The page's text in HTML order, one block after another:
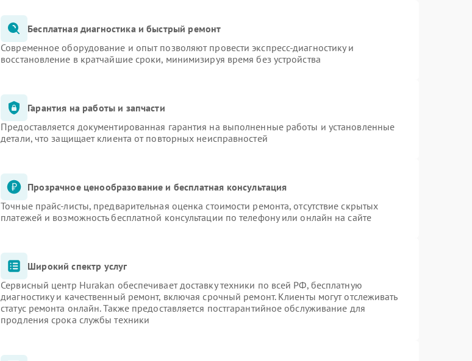
Бесплатная диагностика и быстрый ремонт
Современное оборудование и опыт позволяют провести экспресс-диагностику и
восстановление в кратчайшие сроки, минимизируя время без устройства
Гарантия на работы и запчасти
Предоставляется документированная гарантия на выполненные работы и установленные
детали, что защищает клиента от повторных неисправностей
Прозрачное ценообразование и бесплатная консультация
Точные прайс-листы, предварительная оценка стоимости ремонта, отсутствие скрытых
платежей и возможность бесплатной консультации по телефону или онлайн на сайте
Широкий спектр услуг
Сервисный центр Hurakan обеспечивает доставку техники по всей РФ, бесплатную
диагностику и качественный ремонт, включая срочный ремонт. Клиенты могут отслеживать
статус ремонта онлайн. Также предоставляется постгарантийное обслуживание для
продления срока службы техники